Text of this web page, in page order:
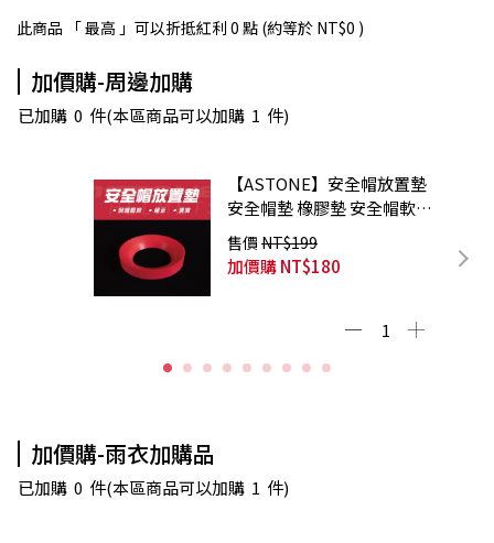
此商品 「 最高 」可以折抵紅利 0 點 (約等於 NT$0 )
加價購-周邊加購
已加購 0 件(本區商品可以加購 1 件)
【ASTONE】安全帽放置墊
安全帽墊 橡膠墊 安全帽軟墊
展示墊 防滑墊
售價 NT$199
加價購NT$180
加價購-雨衣加購品
已加購 0 件(本區商品可以加購 1 件)